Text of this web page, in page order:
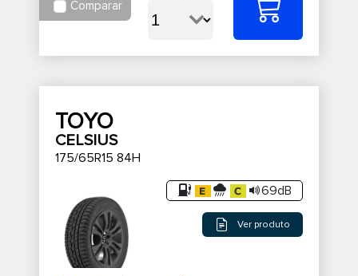
Comparar
TOYO
CELSIUS
175/65R15 84H
69dB
Ver produto